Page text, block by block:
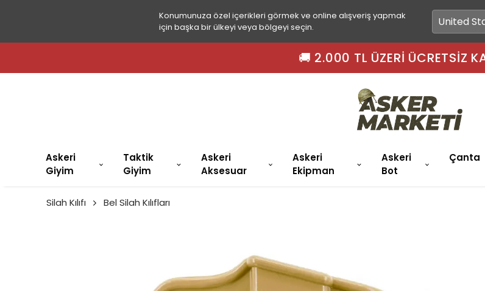
Konumunuza özel içerikleri görmek ve online alışveriş yapmak
için başka bir ülkeyi veya bölgeyi seçin.
🚀 15.00'A KADAR SIPARIŞLER AYNI
Askeri
Giyim
Taktik
Giyim
Askeri
Aksesuar
Askeri
Ekipman
Askeri
Bot
Çanta
Silah Kılıfı Bel Silah Kılıfları